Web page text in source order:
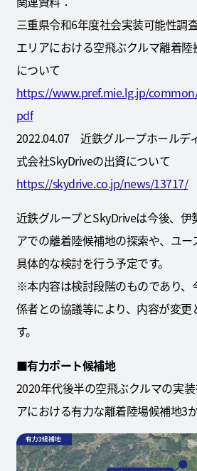
三重県令和6年度社会実装可能性調
エリアにおける空飛ぶクルマ離着陸
について
https://www.pref.mie.lg.jp/
pdf
2022.04.07 近鉄グループホールデ
式会社SkyDriveの出資について
https://skydrive.co.jp/news/13717/
近鉄グループとSkyDriveは今後、伊
アでの離着陸候補地の探索や、ユ
具体的な検討を行う予定です。
※本内容は検討段階のものであり、
係者との協議等により、内容が変
す。
■有力ポート候補地
2020年代後半の空飛ぶクルマの実
アにおける有力な離着陸場候補地3